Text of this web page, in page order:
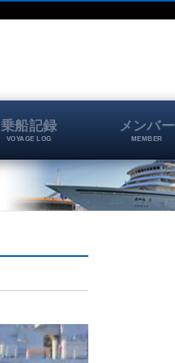
乗船記録
VOYAGE LOG
メンバー
MEMBER